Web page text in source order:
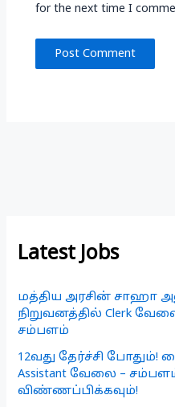
for the next time I
Latest Jobs
மத்திய அரசின் சாஹா
நிறுவனத்தில் Clerk
சம்பளம்
12வது தேர்ச்சி போதும்!
Assistant வேலை –
விண்ணப்பிக்கவும்!